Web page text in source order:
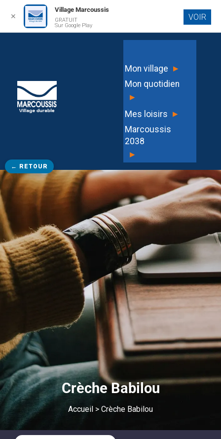
contenu
Mon village ▸
Mon quotidien
▸
Mes loisirs ▸
Marcoussis
2038
▸
Crèche Babilou
Accueil > Crèche Babilou
← RETOUR
✕
Village Marcoussis
GRATUIT
Sur Google Play
VOIR